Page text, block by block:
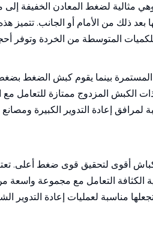
مثالية لضغط المعادن الخفيفة
بعد ذلك من الأمام أو الجانب. تتميز
للكميات المتوسطة من الخردة وتوفر
المستمرة بينما يقوم كبش الضغط
المزدوج ممتازة للتعامل مع
لمرافق إعادة التدوير الكبيرة
أقوى لتحقيق قوى ضغط أعلى.
الكثافة التعامل مع مجموعة واسعة
تجعلها مناسبة لعمليات إعادة التدوير